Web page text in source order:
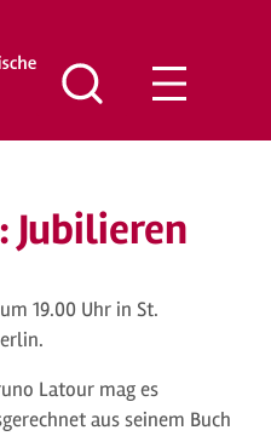
Jubilieren
19.00 Uhr in St.
Latour mag es
aus seinem Buch